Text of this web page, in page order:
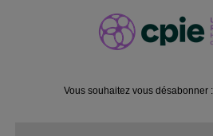
Vous souhaitez vous désabonner :